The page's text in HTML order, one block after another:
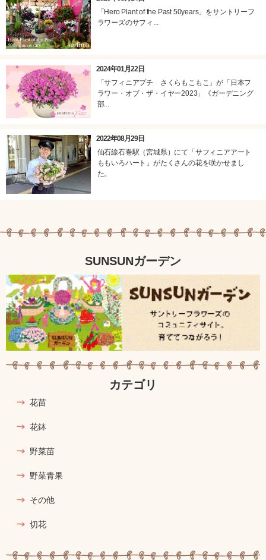
「Hero Plant of the Past 50years」をサントリーフ
ラワーズのサフィ...
2024年01月22日
「サフィニアプチ さくらもこもこ」が「日本フ
ラワー・オブ・ザ・イヤー2023」《ガーデニング
部...
2022年08月29日
仙石線石巻駅（宮城県）にて「サフィニアアート
ももいろハート」がたくさんの花を咲かせまし
た。
SUNSUNガーデン
カテゴリ
花苗
花鉢
野菜苗
野菜青果
その他
切花